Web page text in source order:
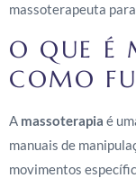
massoterapeuta
O QUE É
COMO
A massoterapia é
manuais de
movimentos